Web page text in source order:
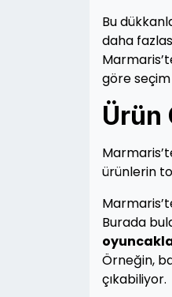
Bu
daha
göre
Ürün
ürünlerin
Burada
Örneğin,
çıkabiliyor.